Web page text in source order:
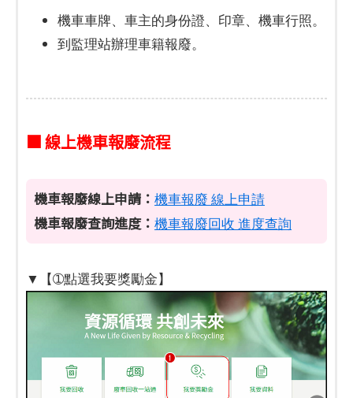
機車車牌、車主的身份證、印章、機車行照。
到監理站辦理車籍報廢。
■ 線上機車報廢流程
機車報廢線上申請： 機車報廢 線上申請
機車報廢查詢進度： 機車報廢回收 進度查詢
▼【➀點選我要獎勵金】